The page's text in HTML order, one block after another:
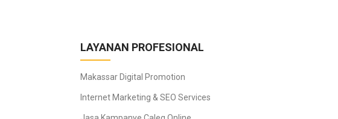
LAYANAN PROFESIONAL
Makassar Digital Promotion
Internet Marketing & SEO Services